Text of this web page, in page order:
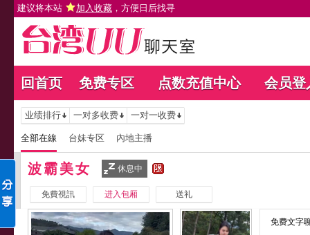
建议将本站 加入收藏 ，方便日后找寻
回首页 免费专区 点数充值中心 会员登
业绩排行 一对多收费 一对一收费
全部在線 台妹专区 內地主播
波霸美女 休息中
免費視訊 进入包厢 送礼
免费文字